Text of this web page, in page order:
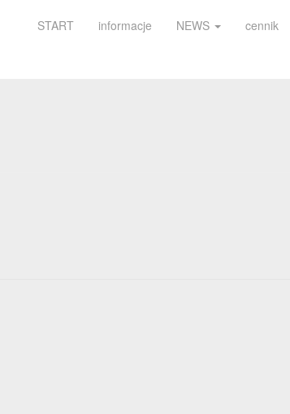
START informacje NEWS cennik